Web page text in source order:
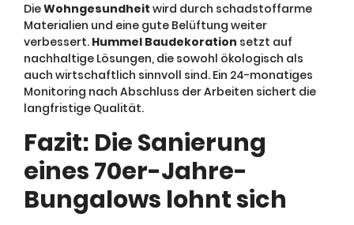
DieWohngesundheit wird durch schadstoffarme
Materialien und eine gute Belüftung weiter
verbessert. Hummel Baudekoration setzt auf
nachhaltige Lösungen, die sowohl ökologisch als
auch wirtschaftlich sinnvoll sind. Ein 24-monatiges
Monitoring nach Abschluss der Arbeiten sichert die
langfristige Qualität.
Fazit: Die Sanierung
eines 70er-Jahre-
Bungalows lohnt sich